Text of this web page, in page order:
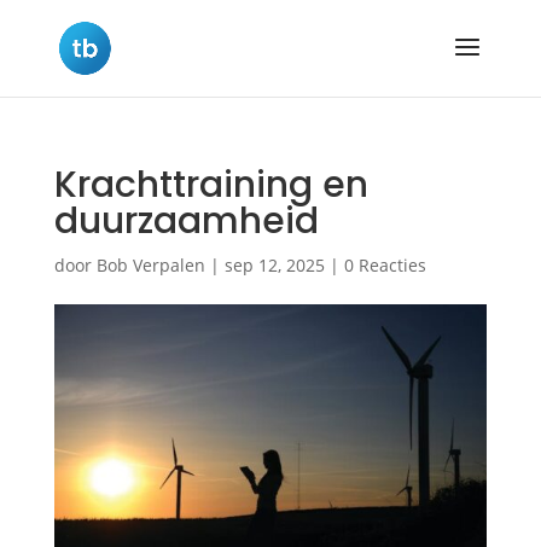
Krachttraining en
duurzaamheid
door Bob Verpalen | sep 12, 2025 | 0 Reacties